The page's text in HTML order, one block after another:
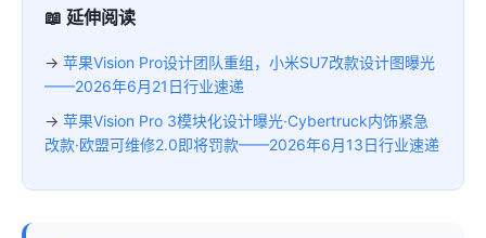
📖 延伸阅读
→ 苹果Vision Pro设计团队重组，小米SU7改款设计图曝光
——2026年6月21日行业速递
→ 苹果Vision Pro 3模块化设计曝光·Cybertruck内饰紧急
改款·欧盟可维修2.0即将罚款——2026年6月13日行业速递